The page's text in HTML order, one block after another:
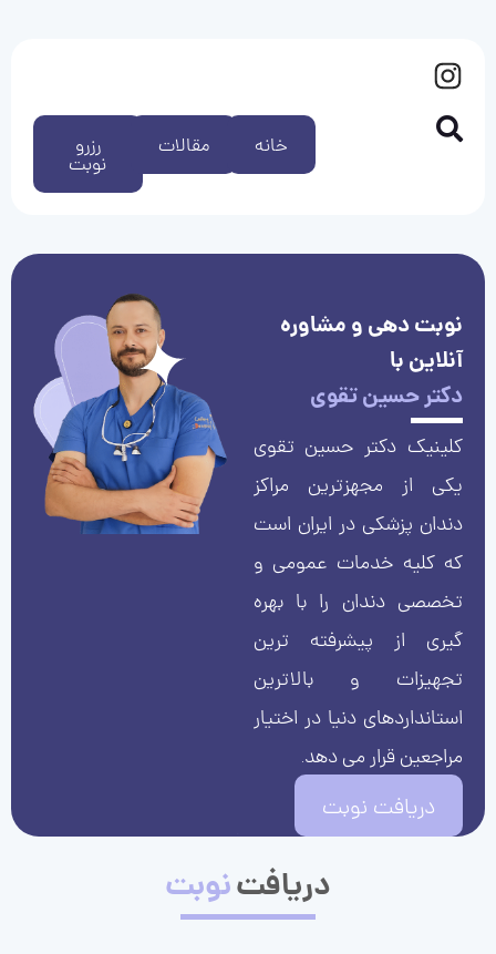
رزرو
نوبت
مقالات خانه
نوبت دهی و مشاوره
آنلاین با
دکتر حسین تقوی
کلینیک دکتر حسین تقوی
یکی از مجهزترین مراکز
دندان پزشکی در ایران است
که کلیه خدمات عمومی و
تخصصی دندان را با بهره
گیری از پیشرفته ترین
تجهیزات و بالاترین
استانداردهای دنیا در اختیار
مراجعین قرار می دهد.
دریافت نوبت
دریافتنوبت